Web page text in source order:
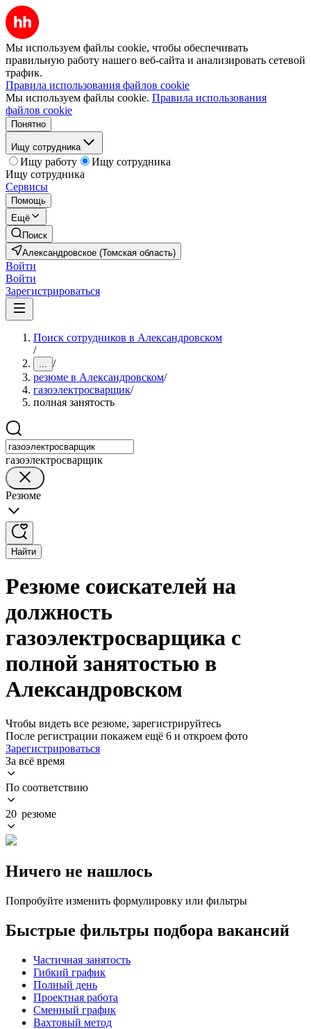
Мы используем файлы cookie, чтобы обеспечивать
правильную работу нашего веб-сайта и анализировать сетевой
трафик.
Правила использования файлов cookie
Мы используем файлы cookie. Правила использования
файлов cookie
Понятно
Ищу сотрудника
Ищу работу
Ищу сотрудника
Ищу сотрудника
Сервисы
Помощь
Ещё
Поиск
Александровское (Томская область)
Войти
Войти
Зарегистрироваться
Поиск сотрудников в Александровском
/
... /
резюме в Александровском/
газоэлектросварщик/
полная занятость
газоэлектросварщик
Резюме
Найти
Резюме соискателей на
должность
газоэлектросварщика с
полной занятостью в
Александровском
Чтобы видеть все резюме, зарегистрируйтесь
После регистрации покажем ещё 6 и откроем фото
Зарегистрироваться
За всё время
По соответствию
20 резюме
Ничего не нашлось
Попробуйте изменить формулировку или фильтры
Быстрые фильтры подбора вакансий
Частичная занятость
Гибкий график
Полный день
Проектная работа
Сменный график
Вахтовый метод